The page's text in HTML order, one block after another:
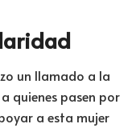
un llamado a la
quienes pasen por
a esta mujer